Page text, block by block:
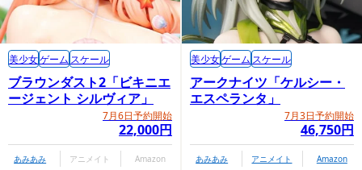
ブラウンダスト2「ビキニエ
ージェント シルヴィア」
7月6日予約開始
22,000円
美少女ゲーム スケール
あみあみ アニメイト Amazon
アークナイツ「ケルシー・
エスペランタ」
7月3日予約開始
46,750円
美少女ゲーム スケール
あみあみ アニメイト Amazon